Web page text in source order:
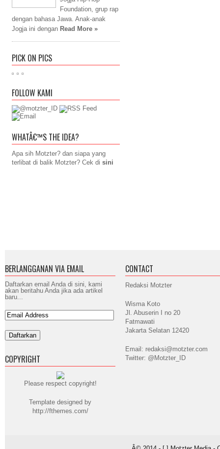
Foundation, grup rap
dengan bahasa Jawa. Anak-anak
Jogja ini dengan Read More »
PICK ON PICS
FOLLOW KAMI
WHATÂ€™S THE IDEA?
Apa sih Motzter? dan siapa yang
terlibat di balik Motzter? Cek di sini
BERLANGGANAN VIA EMAIL
Daftarkan email Anda di sini, kami
akan beritahu Anda jika ada artikel
baru...
COPYRIGHT
Please respect copyright!
Template designed by
http://fthemes.com/
CONTACT
Redaksi Motzter
Wisma Koto
Jl. Abuserin I no 20
Fatmawati
Jakarta Selatan 12420
Email: redaksi@motzter.com
Twitter: @Motzter_ID